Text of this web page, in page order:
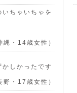
ちゃいちゃを
縄・14歳女性）
しかったです
野・17歳女性）